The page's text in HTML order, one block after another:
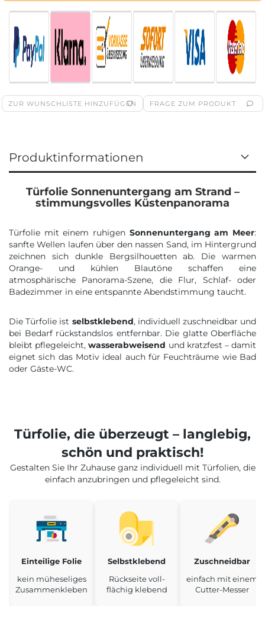
ZUR WUNSCHLISTE HINZUFÜGEN FRAGE ZUM PRODUKT
Produktinformationen
Türfolie Sonnenuntergang am Strand –
stimmungsvolles Küstenpanorama
Türfolie mit einem ruhigen Sonnenuntergang am Meer:
sanfte Wellen laufen über den nassen Sand, im Hintergrund
zeichnen sich dunkle Bergsilhouetten ab. Die warmen
Orange- und kühlen Blautöne schaffen eine
atmosphärische Panorama-Szene, die Flur, Schlaf- oder
Badezimmer in eine entspannte Abendstimmung taucht.
Die Türfolie ist selbstklebend, individuell zuschneidbar und
bei Bedarf rückstandslos entfernbar. Die glatte Oberfläche
bleibt pflegeleicht,wasserabweisend und kratzfest – damit
eignet sich das Motiv ideal auch für Feuchträume wie Bad
oder Gäste-WC.
Türfolie, die überzeugt – langlebig,
schön und praktisch!
Gestalten Sie Ihr Zuhause ganz individuell mit Türfolien, die
einfach anzubringen und pflegeleicht sind.
Einteilige Folie
kein müheseliges
Zusammenkleben
Selbstklebend
Rückseite voll-
flächig klebend
Zuschneidbar
einfach mit einem
Cutter-Messer